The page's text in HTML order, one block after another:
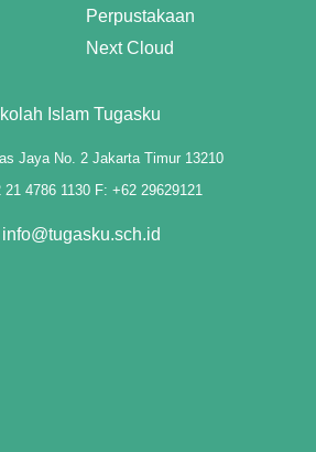
Perpustakaan
Next Cloud
Islam Tugasku
Jaya No. 2 Jakarta Timur 13210
21 4786 1130 F: +62 29629121
info@tugasku.sch.id